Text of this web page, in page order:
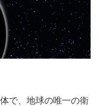
で、地球の唯一の衛